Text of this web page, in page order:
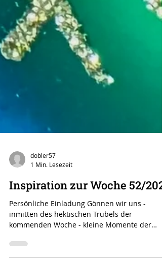
dobler57
Inspiration zur Woche 52/
inmitten des hektischen Trubels der
kommenden Woche - kleine Momente der